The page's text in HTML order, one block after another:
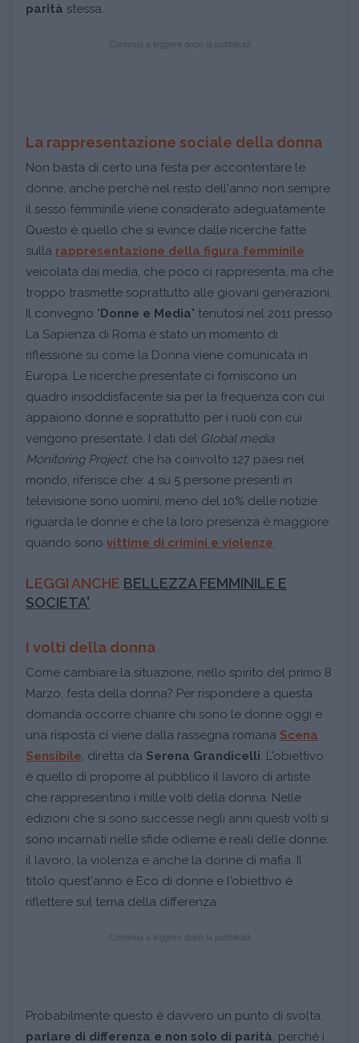
parità stessa.
La rappresentazione sociale della donna
Non basta di certo una festa per accontentare le
donne, anche perché nel resto dell'anno non sempre
il sesso femminile viene considerato adeguatamente.
Questo è quello che si evince dalle ricerche fatte
sulla rappresentazione della figura femminile
veicolata dai media, che poco ci rappresenta, ma che
troppo trasmette soprattutto alle giovani generazioni.
Il convegno "Donne e Media" tenutosi nel 2011 presso
La Sapienza di Roma è stato un momento di
riflessione su come la Donna viene comunicata in
Europa. Le ricerche presentate ci forniscono un
quadro insoddisfacente sia per la frequenza con cui
appaiono donne e soprattutto per i ruoli con cui
vengono presentate. I dati del Global media
Monitoring Project, che ha coinvolto 127 paesi nel
mondo, riferisce che: 4 su 5 persone presenti in
televisione sono uomini, meno del 10% delle notizie
riguarda le donne e che la loro presenza è maggiore
quando sono vittime di crimini e violenze
LEGGI ANCHE BELLEZZA FEMMINILE E
SOCIETA'
I volti della donna
Come cambiare la situazione, nello spirito del primo 8
Marzo, festa della donna? Per rispondere a questa
domanda occorre chiarire chi sono le donne oggi e
una risposta ci viene dalla rassegna romana Scena
Sensibile , diretta da Serena Grandicelli . L'obiettivo
è quello di proporre al pubblico il lavoro di artiste
che rappresentino i mille volti della donna. Nelle
edizioni che si sono successe negli anni questi volti si
sono incarnati nelle sfide odierne e reali delle donne:
il lavoro, la violenza e anche la donne di mafia. Il
titolo quest'anno è Eco di donne e l'obiettivo è
riflettere sul tema della differenza.
Probabilmente questo è davvero un punto di svolta:
parlare di differenza e non solo di parità , perché i